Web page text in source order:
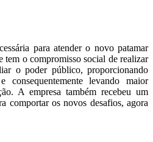
para atender o novo patamar
tem o compromisso social de realizar
o poder público, proporcionando
consequentemente levando maior
A empresa também recebeu um
comportar os novos desafios, agora